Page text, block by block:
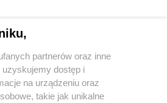
partnerów oraz inne
uzyskujemy dostęp i
na urządzeniu oraz
takie jak unikalne